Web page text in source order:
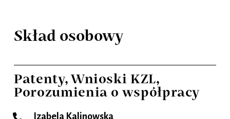
Skład osobowy
Patenty, Wnioski KZL,
Porozumienia o współpracy
Izabela Kalinowska